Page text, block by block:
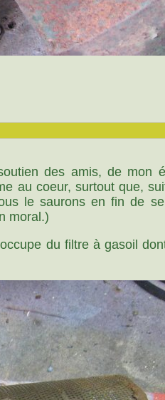
des amis, de mon
au coeur, surtout que,
le saurons en fin de
moral.)
du filtre à gasoil